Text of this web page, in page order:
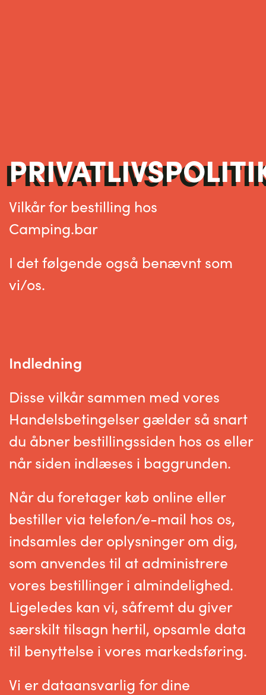
Vilkår for bestilling hos
Camping.bar
I det følgende også benævnt som
vi/os.
Indledning
Disse vilkår sammen med vores
Handelsbetingelser gælder så snart
du åbner bestillingssiden hos os eller
når siden indlæses i baggrunden.
Når du foretager køb online eller
bestiller via telefon/e-mail hos os,
indsamles der oplysninger om dig,
som anvendes til at administrere
vores bestillinger i almindelighed.
Ligeledes kan vi, såfremt du giver
særskilt tilsagn hertil, opsamle data
til benyttelse i vores markedsføring.
Vi er dataansvarlig for dine